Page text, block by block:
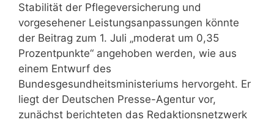
Stabilität der Pflegeversicherung und
vorgesehener Leistungsanpassungen könnte
der Beitrag zum 1. Juli „moderat um 0,35
Prozentpunkte“ angehoben werden, wie aus
einem Entwurf des
Bundesgesundheitsministeriums hervorgeht. Er
liegt der Deutschen Presse-Agentur vor,
zunächst berichteten das Redaktionsnetzwerk